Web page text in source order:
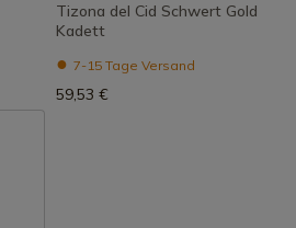
Tizona del Cid Schwert Gold
Kadett
7-15 Tage Versand
59,53 €